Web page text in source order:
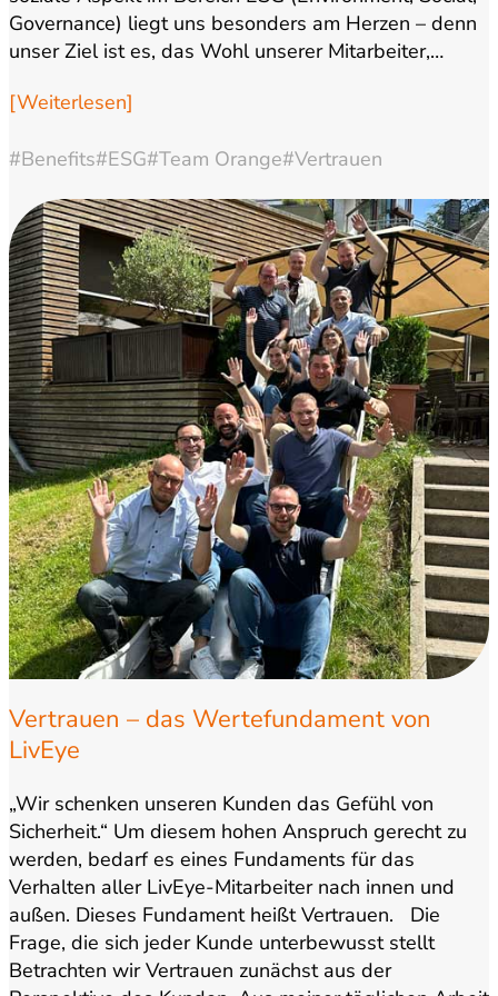
Governance) liegt uns besonders am Herzen – denn
unser Ziel ist es, das Wohl unserer Mitarbeiter,…
[Weiterlesen]
#Benefits#ESG#Team Orange#Vertrauen
Vertrauen – das Wertefundament von
LivEye
„Wir schenken unseren Kunden das Gefühl von
Sicherheit.“ Um diesem hohen Anspruch gerecht zu
werden, bedarf es eines Fundaments für das
Verhalten aller LivEye-Mitarbeiter nach innen und
außen. Dieses Fundament heißt Vertrauen. Die
Frage, die sich jeder Kunde unterbewusst stellt
Betrachten wir Vertrauen zunächst aus der